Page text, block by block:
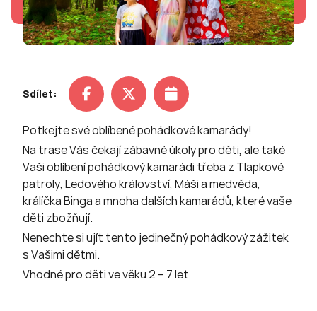
Sdílet:
Potkejte své oblíbené pohádkové kamarády!
Na trase Vás čekají zábavné úkoly pro děti, ale také
Vaši oblíbení pohádkový kamarádi třeba z Tlapkové
patroly, Ledového království, Máši a medvěda,
králíčka Binga a mnoha dalších kamarádů, které vaše
děti zbožňují.
Nenechte si ujít tento jedinečný pohádkový zážitek
s Vašimi dětmi.
Vhodné pro děti ve věku 2 – 7 let